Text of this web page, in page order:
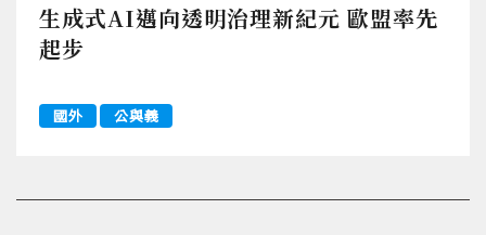
生成式AI邁向透明治理新紀元 歐盟率先
起步
國外 公與義